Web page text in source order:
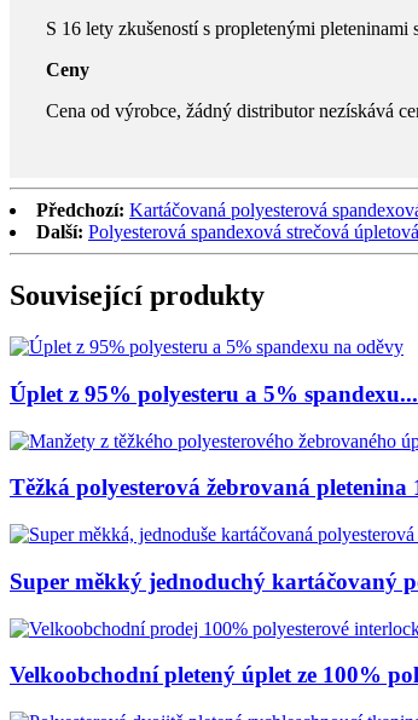
S 16 lety zkušeností s propletenými
Ceny
Cena od výrobce, žádný distributor nezískává
Předchozí: Kartáčovaná polyesterová
Další: Polyesterová spandexová strečová
Související produkty
Úplet z 95% polyesteru a 5% spandexu...
Těžká polyesterová žebrovaná pletenina
Super měkký jednoduchý kartáčovaný
Velkoobchodní pletený úplet ze 100%